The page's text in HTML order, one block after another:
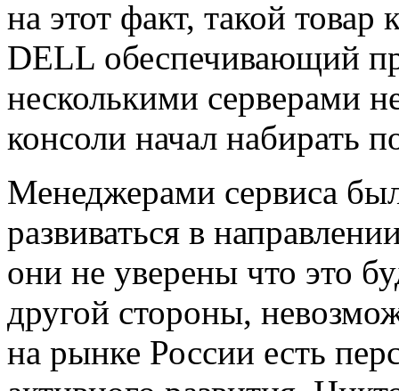
на этот факт, такой
DELL обеспечивающий
несколькими серверами
консоли начал набирать
Менеджерами сервиса
развиваться в
они не уверены что это
другой стороны,
на рынке России есть